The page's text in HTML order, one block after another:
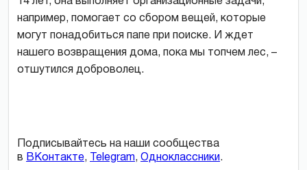
например, помогает со сбором вещей, которые
могут понадобиться папе при поиске. И ждет
нашего возвращения дома, пока мы топчем лес, –
отшутился доброволец.
Подписывайтесь на наши сообщества
в ВКонтакте, Telegram, Одноклассники .